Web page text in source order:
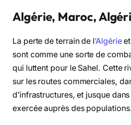
Algérie, Maroc,
La perte de terrain de l’Algérie
sont comme une sorte de
qui luttent pour le Sahel. Cette
sur les routes commerciales,
d’infrastructures, et jusque
exercée auprès des